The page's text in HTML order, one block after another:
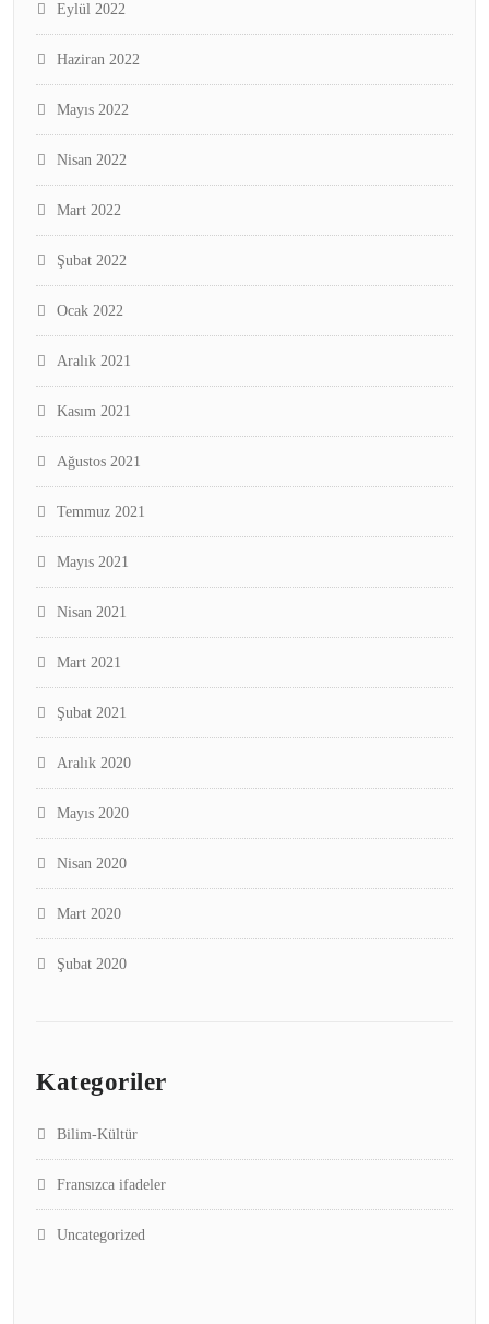
Eylül 2022
Haziran 2022
Mayıs 2022
Nisan 2022
Mart 2022
Şubat 2022
Ocak 2022
Aralık 2021
Kasım 2021
Ağustos 2021
Temmuz 2021
Mayıs 2021
Nisan 2021
Mart 2021
Şubat 2021
Aralık 2020
Mayıs 2020
Nisan 2020
Mart 2020
Şubat 2020
Kategoriler
Bilim-Kültür
Fransızca ifadeler
Uncategorized